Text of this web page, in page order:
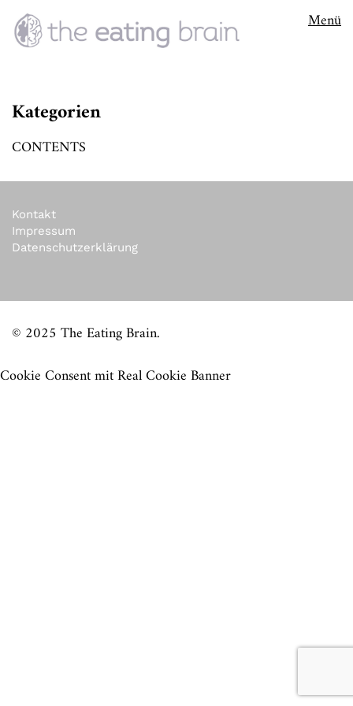
Menü
Kategorien
CONTENTS
Kontakt
Impressum
Datenschutzerklärung
© 2025 The Eating Brain
Cookie Consent mit Real Cookie Banner